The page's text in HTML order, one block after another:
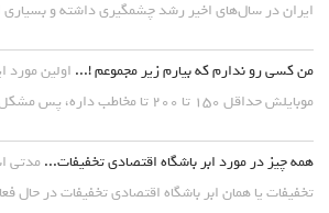
ایران در سال‌های اخیر رشد چشمگیری داشته و
من کسی رو ندارم که بیارم زیر مجموعم !... اولین
موبایلش حداقل ۱۵۰ تا ۲۰۰ تا مخاطب داره، پس مشکل اصلی...
همه چیز در مورد ابر باشگاه اقتصادی تخفیفات... مدتی
تخفیفات یا همان ابر باشگاه اقتصادی تخفیفات در حال